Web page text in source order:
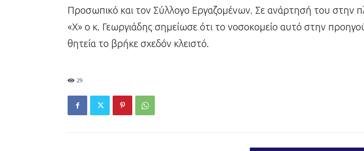
Προσωπικό και τον Σύλλογο Εργαζομένων. Σε ανάρτησή του στην
«Χ» ο κ. Γεωργιάδης σημείωσε ότι το νοσοκομείο αυτό στην
θητεία το βρήκε σχεδόν κλειστό.
29